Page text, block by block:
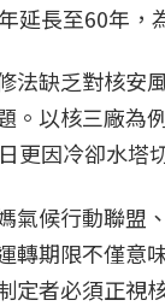
延長至60年，
法缺乏對核安
。以核三廠為
更因冷卻水塔
氣候行動聯盟
轉期限不僅意
定者必須正視